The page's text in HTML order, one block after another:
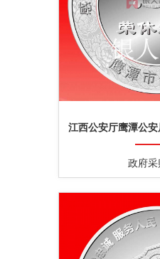
江西公安厅鹰潭公
政府